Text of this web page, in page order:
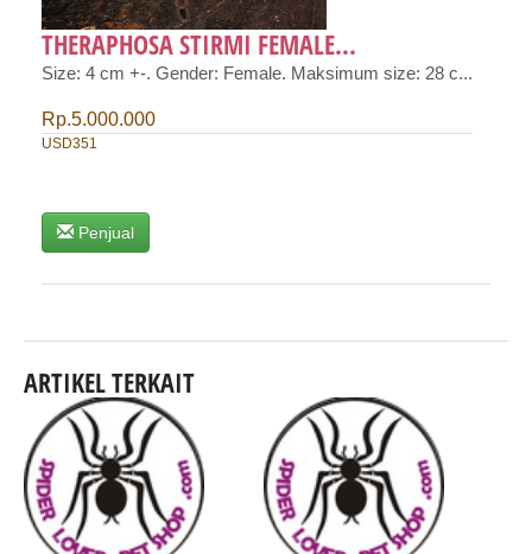
THERAPHOSA STIRMI FEMALE...
Size: 4 cm +-. Gender: Female. Maksimum size: 28 c...
Rp.5.000.000
USD351
Penjual
ARTIKEL TERKAIT